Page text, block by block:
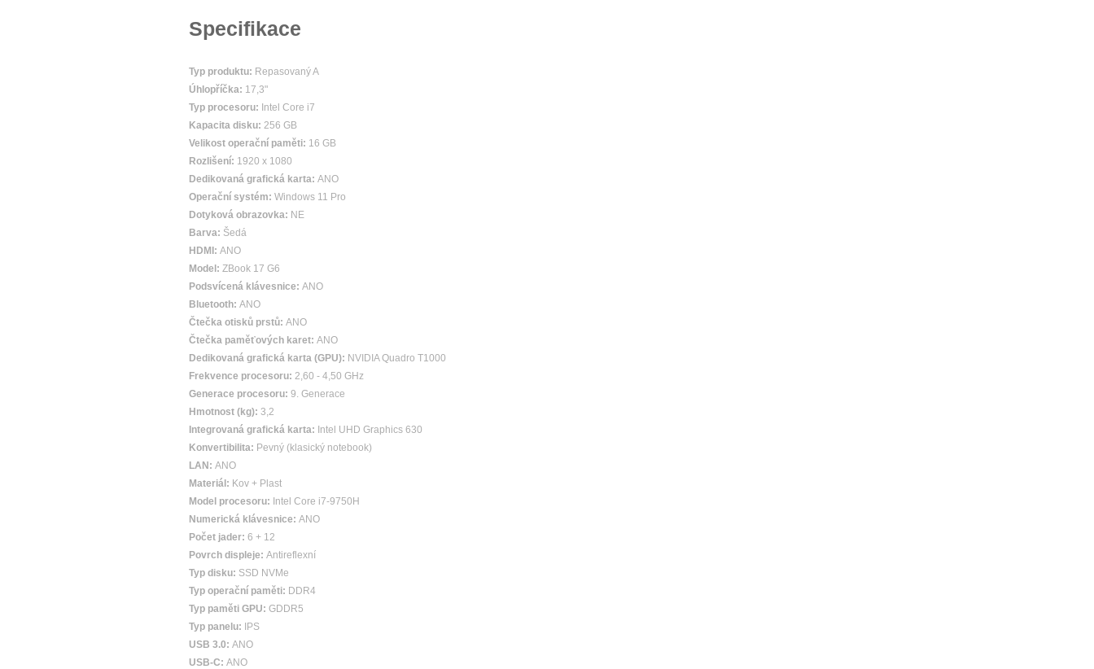
Specifikace
Typ produktu: Repasovaný A
Úhlopříčka: 17,3"
Typ procesoru: Intel Core i7
Kapacita disku: 256 GB
Velikost operační paměti: 16 GB
Rozlišení: 1920 x 1080
Dedikovaná grafická karta: ANO
Operační systém: Windows 11 Pro
Dotyková obrazovka: NE
Barva: Šedá
HDMI: ANO
Model: ZBook 17 G6
Podsvícená klávesnice: ANO
Bluetooth: ANO
Čtečka otisků prstů: ANO
Čtečka paměťových karet: ANO
Dedikovaná grafická karta (GPU): NVIDIA Quadro T1000
Frekvence procesoru: 2,60 - 4,50 GHz
Generace procesoru: 9. Generace
Hmotnost (kg): 3,2
Integrovaná grafická karta: Intel UHD Graphics 630
Konvertibilita: Pevný (klasický notebook)
LAN: ANO
Materiál: Kov + Plast
Model procesoru: Intel Core i7-9750H
Numerická klávesnice: ANO
Počet jader: 6 + 12
Povrch displeje: Antireflexní
Typ disku: SSD NVMe
Typ operační paměti: DDR4
Typ paměti GPU: GDDR5
Typ panelu:
IPS
USB 3.0: ANO
USB-C: ANO